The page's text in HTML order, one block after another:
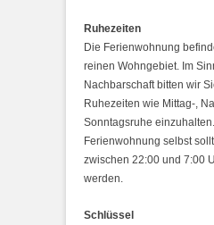
Ruhezeiten
Die Ferienwohnung
reinen Wohngebiet. Im
Nachbarschaft bitten wir
Ruhezeiten wie Mittag-,
Sonntagsruhe
Ferienwohnung selbst
zwischen 22:00 und 7:00
werden.
Schlüssel